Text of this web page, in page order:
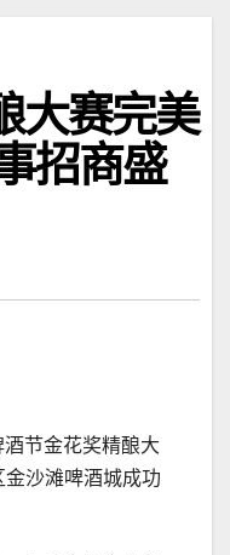
大赛完美
招商盛
节金花奖精酿大
沙滩啤酒城成功